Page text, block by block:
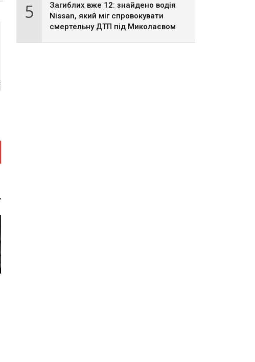
5
Загиблих вже 12: знайдено водія
Nissan, який міг спровокувати
смертельну ДТП під Миколаєвом